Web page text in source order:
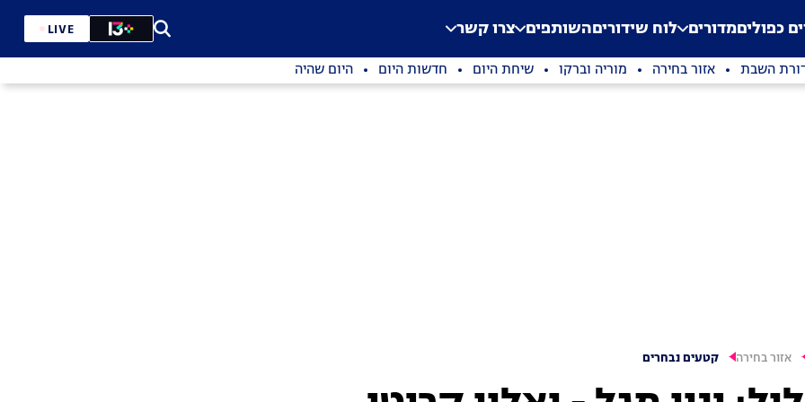
Application error: a
. כפוליםמדורים לוח שידוריםהשותפים צרו קשר LIVE
השבת אזור בחירה מוריה וברקו שיחת היום חדשות היום היום שהיה
אזור בחירה קטעים נבחרים